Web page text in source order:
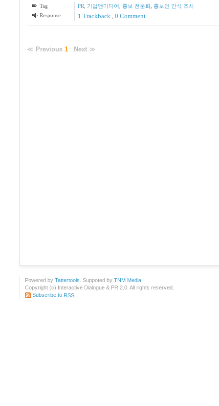
Tag PR 기업앤미디어 홍보 전문화, 홍보인 인식 조사
Response
1 Trackback , 0 Comment
≪ Previous 1 : Next ≫
Powered by Tattertools . Suppoted by TNM Media
Copyright (c) Interactive Dialogue & PR 2.0. All rights reserved.
Subscribe to RSS